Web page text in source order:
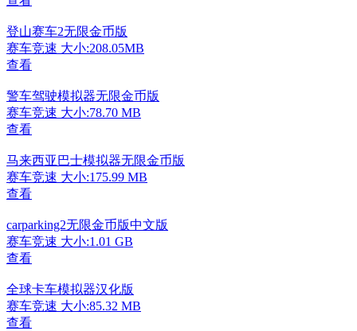
登山赛车2无限金币版
赛车竞速 大小:208.05MB
查看
警车驾驶模拟器无限金币版
赛车竞速 大小:78.70 MB
查看
马来西亚巴士模拟器无限金币版
赛车竞速 大小:175.99 MB
查看
carparking2无限金币版中文版
赛车竞速 大小:1.01 GB
查看
全球卡车模拟器汉化版
赛车竞速 大小:85.32 MB
查看